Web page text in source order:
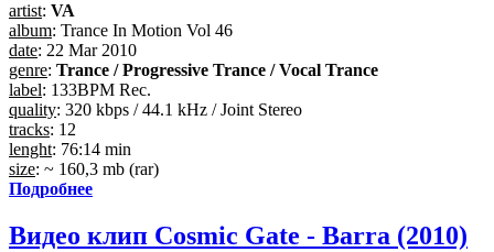
artist: VA
album: Trance In Motion Vol 46
date: 22 Mar 2010
genre: Trance / Progressive Trance / Vocal Trance
label: 133BPM Rec.
quality: 320 kbps / 44.1 kHz / Joint Stereo
tracks: 12
lenght: 76:14 min
size: ~ 160,3 mb (rar)
Подробнее
Видео клип Cosmic Gate - Barra (2010)